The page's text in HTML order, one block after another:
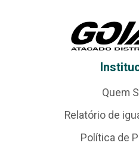
Quem
Relatório de
Política de